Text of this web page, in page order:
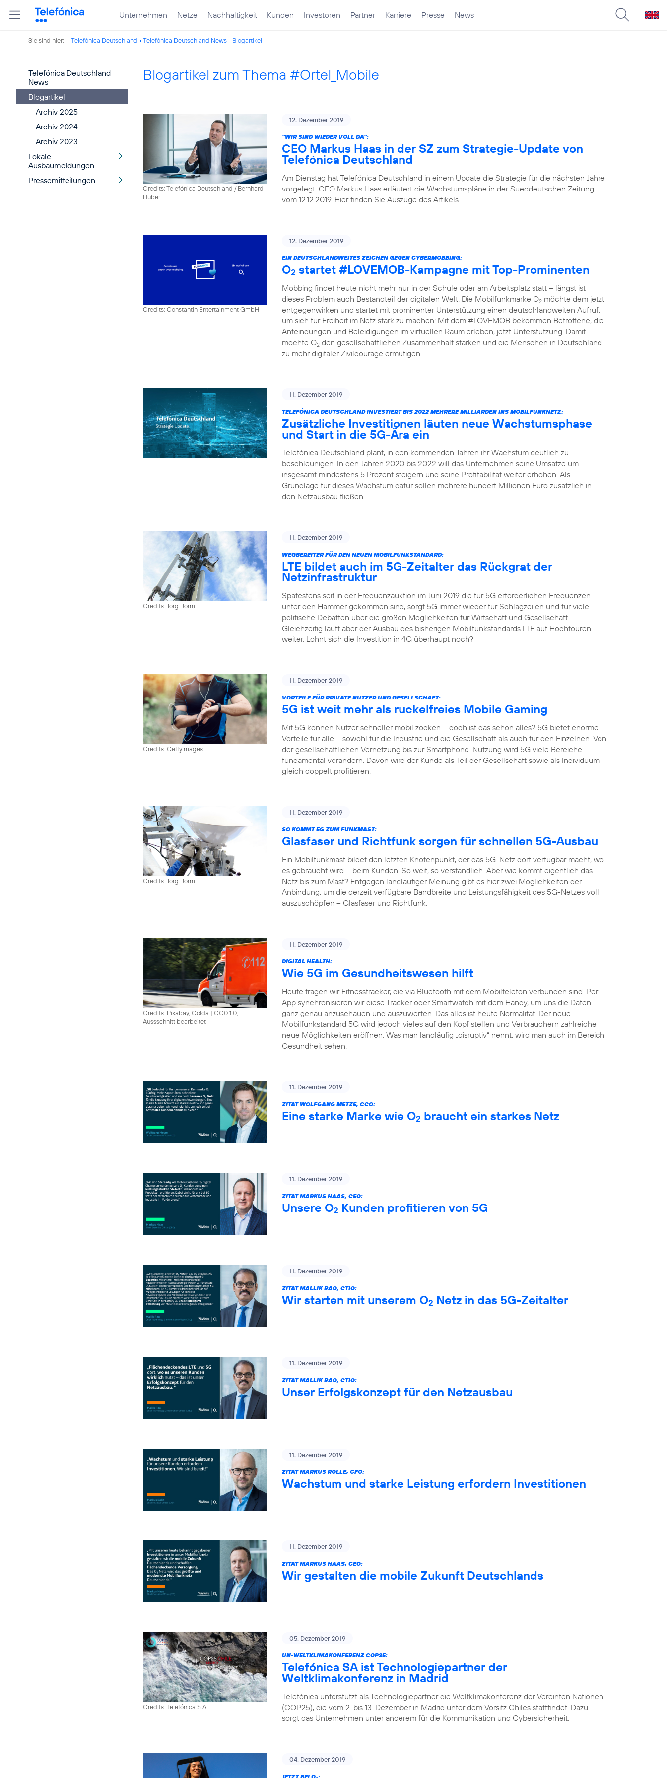
Unternehmen Netze Nachhaltigkeit Kunden Investoren Partner Karriere Presse News
Sie sind hier: Telefónica Deutschland Telefónica Deutschland News Blogartikel
Telefónica Deutschland
News
Blogartikel
Archiv 2025
Archiv 2024
Archiv 2023
Lokale
Ausbaumeldungen
Pressemitteilungen
Blogartikel zum Thema #Ortel_Mobile
Credits: Telefónica Deutschland / Bernhard
Huber
12. Dezember 2019
"WIR SIND WIEDER VOLL DA":
CEO Markus Haas in der SZ zum Strategie-Update von
Telefónica Deutschland
Am Dienstag hat Telefónica Deutschland in einem Update die Strategie für die nächsten Jahre
vorgelegt. CEO Markus Haas erläutert die Wachstumspläne in der Sueddeutschen Zeitung
vom 12.12.2019. Hier finden Sie Auszüge des Artikels.
Credits: Constantin Entertainment GmbH
12. Dezember 2019
EIN DEUTSCHLANDWEITES ZEICHEN GEGEN CYBERMOBBING:
O2 startet #LOVEMOB-Kampagne mit Top-Prominenten
Mobbing findet heute nicht mehr nur in der Schule oder am Arbeitsplatz statt – längst ist
dieses Problem auch Bestandteil der digitalen Welt. Die Mobilfunkmarke O2 möchte dem jetzt
entgegenwirken und startet mit prominenter Unterstützung einen deutschlandweiten Aufruf,
um sich für Freiheit im Netz stark zu machen: Mit dem #LOVEMOB bekommen Betroffene, die
Anfeindungen und Beleidigungen im virtuellen Raum erleben, jetzt Unterstützung. Damit
möchte O2 den gesellschaftlichen Zusammenhalt stärken und die Menschen in Deutschland
zu mehr digitaler Zivilcourage ermutigen.
11. Dezember 2019
TELEFÓNICA DEUTSCHLAND INVESTIERT BIS 2022 MEHRERE MILLIARDEN INS MOBILFUNKNETZ:
Zusätzliche Investitionen läuten neue Wachstumsphase
und Start in die 5G-Ära ein
Telefónica Deutschland plant, in den kommenden Jahren ihr Wachstum deutlich zu
beschleunigen. In den Jahren 2020 bis 2022 will das Unternehmen seine Umsätze um
insgesamt mindestens 5 Prozent steigern und seine Profitabilität weiter erhöhen. Als
Grundlage für dieses Wachstum dafür sollen mehrere hundert Millionen Euro zusätzlich in
den Netzausbau fließen.
Credits: Jörg Borm
11. Dezember 2019
WEGBEREITER FÜR DEN NEUEN MOBILFUNKSTANDARD:
LTE bildet auch im 5G-Zeitalter das Rückgrat der
Netzinfrastruktur
Spätestens seit in der Frequenzauktion im Juni 2019 die für 5G erforderlichen Frequenzen
unter den Hammer gekommen sind, sorgt 5G immer wieder für Schlagzeilen und für viele
politische Debatten über die großen Möglichkeiten für Wirtschaft und Gesellschaft.
Gleichzeitig läuft aber der Ausbau des bisherigen Mobilfunkstandards LTE auf Hochtouren
weiter. Lohnt sich die Investition in 4G überhaupt noch?
Credits: Gettyimages
11. Dezember 2019
VORTEILE FÜR PRIVATE NUTZER UND GESELLSCHAFT:
5G ist weit mehr als ruckelfreies Mobile Gaming
Mit 5G können Nutzer schneller mobil zocken – doch ist das schon alles? 5G bietet enorme
Vorteile für alle – sowohl für die Industrie und die Gesellschaft als auch für den Einzelnen. Von
der gesellschaftlichen Vernetzung bis zur Smartphone-Nutzung wird 5G viele Bereiche
fundamental verändern. Davon wird der Kunde als Teil der Gesellschaft sowie als Individuum
gleich doppelt profitieren.
Credits: Jörg Borm
11. Dezember 2019
SO KOMMT 5G ZUM FUNKMAST:
Glasfaser und Richtfunk sorgen für schnellen 5G-Ausbau
Ein Mobilfunkmast bildet den letzten Knotenpunkt, der das 5G-Netz dort verfügbar macht, wo
es gebraucht wird – beim Kunden. So weit, so verständlich. Aber wie kommt eigentlich das
Netz bis zum Mast? Entgegen landläufiger Meinung gibt es hier zwei Möglichkeiten der
Anbindung, um die derzeit verfügbare Bandbreite und Leistungsfähigkeit des 5G-Netzes voll
auszuschöpfen – Glasfaser und Richtfunk.
Credits: Pixabay, Golda | CC0 1.0,
Aussschnitt bearbeitet
11. Dezember 2019
DIGITAL HEALTH:
Wie 5G im Gesundheitswesen hilft
Heute tragen wir Fitnesstracker, die via Bluetooth mit dem Mobiltelefon verbunden sind. Per
App synchronisieren wir diese Tracker oder Smartwatch mit dem Handy, um uns die Daten
ganz genau anzuschauen und auszuwerten. Das alles ist heute Normalität. Der neue
Mobilfunkstandard 5G wird jedoch vieles auf den Kopf stellen und Verbrauchern zahlreiche
neue Möglichkeiten eröffnen. Was man landläufig „disruptiv“ nennt, wird man auch im Bereich
Gesundheit sehen.
11. Dezember 2019
ZITAT WOLFGANG METZE, CCO:
Eine starke Marke wie O2 braucht ein starkes Netz
11. Dezember 2019
ZITAT MARKUS HAAS, CEO:
Unsere O2 Kunden profitieren von 5G
11. Dezember 2019
ZITAT MALLIK RAO, CTIO:
Wir starten mit unserem O2 Netz in das 5G-Zeitalter
11. Dezember 2019
ZITAT MALLIK RAO, CTIO:
Unser Erfolgskonzept für den Netzausbau
11. Dezember 2019
ZITAT MARKUS ROLLE, CFO:
Wachstum und starke Leistung erfordern Investitionen
11. Dezember 2019
ZITAT MARKUS HAAS, CEO:
Wir gestalten die mobile Zukunft Deutschlands
Credits: Telefónica S.A.
05. Dezember 2019
UN-WELTKLIMAKONFERENZ COP25:
Telefónica SA ist Technologiepartner der
Weltklimakonferenz in Madrid
Telefónica unterstützt als Technologiepartner die Weltklimakonferenz der Vereinten Nationen
(COP25), die vom 2. bis 13. Dezember in Madrid unter dem Vorsitz Chiles stattfindet. Dazu
sorgt das Unternehmen unter anderem für die Kommunikation und Cybersicherheit.
04. Dezember 2019
JETZT BEI O :